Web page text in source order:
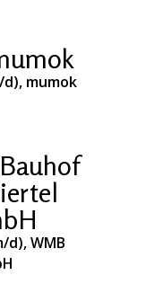
mumok
WMB